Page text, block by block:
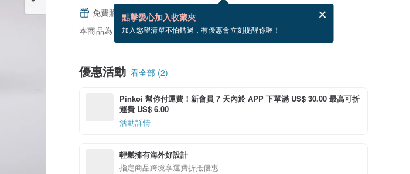
點擊愛心加入收藏夾
加入慾望清單不怕錯過，有優惠會立刻提醒你喔！
免費贈送電子賀卡，結帳完成後填寫
本商品為「預購商品」，付款後設計師將於 2024/10/31 後開始出貨。
優惠活動 看全部 (2)
Pinkoi 幫你付運費！新會員 7 天內於 APP 下單滿 US$ 30.00 最高可折
運費 US$ 6.00
活動詳情
輕鬆擁有海外好設計
指定商品跨境享運費折抵優惠